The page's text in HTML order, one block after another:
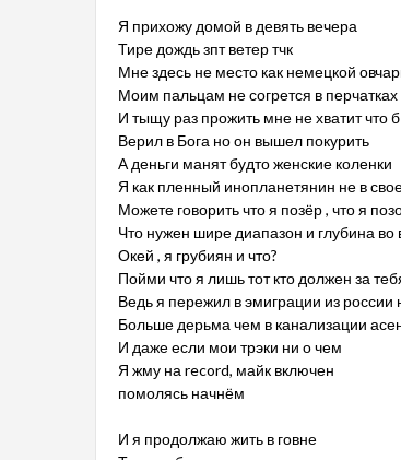
Я прихожу домой в девять вечера
Тире дождь зпт ветер тчк
Мне здесь не место как немецкой
Моим пальцам не согрется в перчатках
И тыщу раз прожить мне не хватит что
Верил в Бога но он вышел покурить
А деньги манят будто женские коленки
Я как пленный инопланетянин не в
Можете говорить что я позёр , что я
Что нужен шире диапазон и глубина во
Окей , я грубиян и что?
Пойми что я лишь тот кто должен за
Ведь я пережил в эмиграции из россии
Больше дерьма чем в канализации
И даже если мои трэки ни о чем
Я жму на record, майк включен
помолясь начнём
И я продолжаю жить в говне